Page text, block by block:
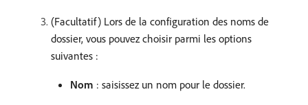
(Facultatif) Lors de la configuration des noms de
dossier, vous pouvez choisir parmi les options
suivantes :
Nom : saisissez un nom pour le dossier.